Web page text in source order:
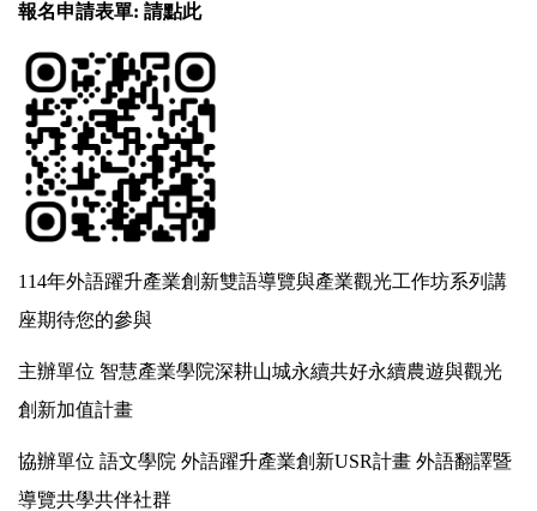
報名申請表單: 請點此
114年外語躍升產業創新雙語導覽與產業觀光工作坊系列講
座期待您的參與
主辦單位 智慧產業學院深耕山城永續共好永續農遊與觀光
創新加值計畫
協辦單位 語文學院 外語躍升產業創新USR計畫 外語翻譯暨
導覽共學共伴社群